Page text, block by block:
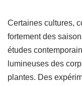
Certaines cultures,
fortement des
études
lumineuses des
plantes. Des